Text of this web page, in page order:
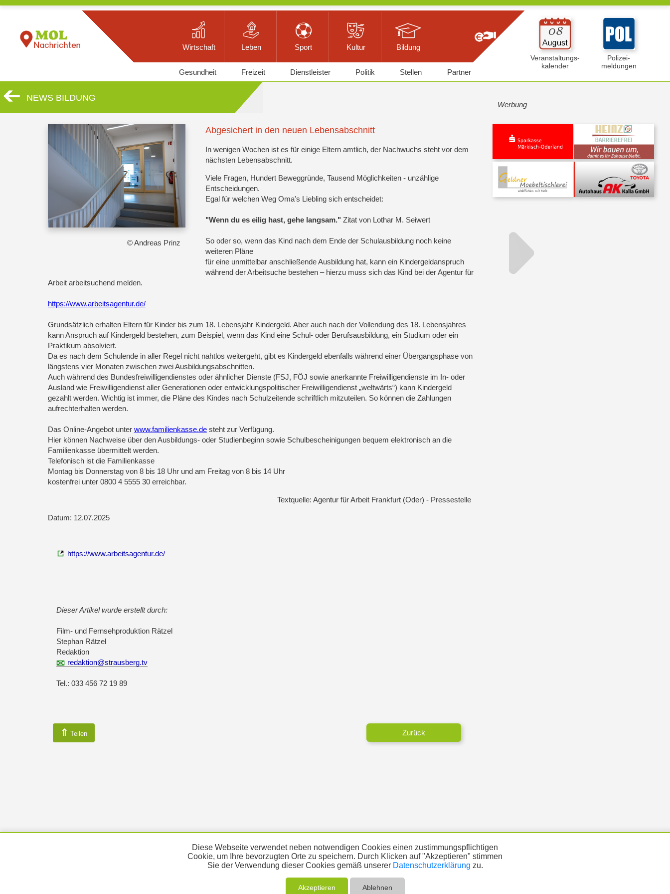
Wirtschaft Leben Sport Kultur Bildung
Veranstaltungs-
kalender
Polizei-
meldungen
Gesundheit Freizeit Dienstleister Politik Stellen Partner
NEWS BILDUNG
© Andreas Prinz
Abgesichert in den neuen Lebensabschnitt
In wenigen Wochen ist es für einige Eltern amtlich, der Nachwuchs steht vor dem
nächsten Lebensabschnitt.
Viele Fragen, Hundert Beweggründe, Tausend Möglichkeiten - unzählige
Entscheidungen.
Egal für welchen Weg Oma's Liebling sich entscheidet:
"Wenn du es eilig hast, gehe langsam." Zitat von Lothar M. Seiwert
So oder so, wenn das Kind nach dem Ende der Schulausbildung noch keine
weiteren Pläne
für eine unmittelbar anschließende Ausbildung hat, kann ein Kindergeldanspruch
während der Arbeitsuche bestehen – hierzu muss sich das Kind bei der Agentur für
Arbeit arbeitsuchend melden.
https://www.arbeitsagentur.de/
Grundsätzlich erhalten Eltern für Kinder bis zum 18. Lebensjahr Kindergeld. Aber auch nach der Vollendung des 18. Lebensjahres
kann Anspruch auf Kindergeld bestehen, zum Beispiel, wenn das Kind eine Schul- oder Berufsausbildung, ein Studium oder ein
Praktikum absolviert.
Da es nach dem Schulende in aller Regel nicht nahtlos weitergeht, gibt es Kindergeld ebenfalls während einer Übergangsphase von
längstens vier Monaten zwischen zwei Ausbildungsabschnitten.
Auch während des Bundesfreiwilligendienstes oder ähnlicher Dienste (FSJ, FÖJ sowie anerkannte Freiwilligendienste im In- oder
Ausland wie Freiwilligendienst aller Generationen oder entwicklungspolitischer Freiwilligendienst „weltwärts“) kann Kindergeld
gezahlt werden. Wichtig ist immer, die Pläne des Kindes nach Schulzeitende schriftlich mitzuteilen. So können die Zahlungen
aufrechterhalten werden.
Das Online-Angebot unter www.familienkasse.desteht zur Verfügung.
Hier können Nachweise über den Ausbildungs- oder Studienbeginn sowie Schulbescheinigungen bequem elektronisch an die
Familienkasse übermittelt werden.
Telefonisch ist die Familienkasse
Montag bis Donnerstag von 8 bis 18 Uhr und am Freitag von 8 bis 14 Uhr
kostenfrei unter 0800 4 5555 30 erreichbar.
Textquelle: Agentur für Arbeit Frankfurt (Oder) - Pressestelle
Datum: 12.07.2025
https://www.arbeitsagentur.de/
Dieser Artikel wurde erstellt durch:
Film- und Fernsehproduktion Rätzel
Stephan Rätzel
Redaktion
redaktion@strausberg.tv
Tel.: 033 456 72 19 89
⇑ Teilen Zurück
Werbung
Diese Webseite verwendet neben notwendigen Cookies einen zustimmungspflichtigen
Cookie, um Ihre bevorzugten Orte zu speichern. Durch Klicken auf "Akzeptieren" stimmen
Sie der Verwendung dieser Cookies gemäß unserer Datenschutzerklärung zu.
Akzeptieren Ablehnen